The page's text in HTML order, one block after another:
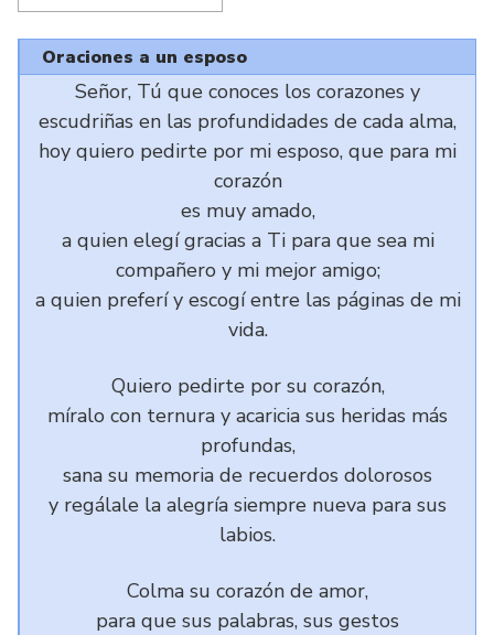
Oraciones a un esposo
Señor, Tú que conoces los corazones y
escudriñas en las profundidades de cada alma,
hoy quiero pedirte por mi esposo, que para mi
corazón
es muy amado,
a quien elegí gracias a Ti para que sea mi
compañero y mi mejor amigo;
a quien preferí y escogí entre las páginas de mi
vida.
Quiero pedirte por su corazón,
míralo con ternura y acaricia sus heridas más
profundas,
sana su memoria de recuerdos dolorosos
y regálale la alegría siempre nueva para sus
labios.
Colma su corazón de amor,
para que sus palabras, sus gestos